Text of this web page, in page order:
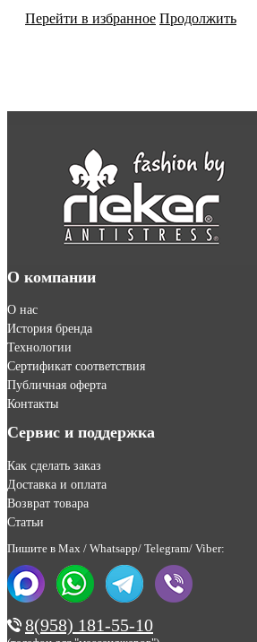
Перейти в избранное Продолжить
О компании
О нас
История бренда
Технологии
Сертификат соответствия
Публичная оферта
Контакты
Сервис и поддержка
Как сделать заказ
Доставка и оплата
Возврат товара
Статьи
Пишите в Max / Whatsapp/ Telegram/ Viber:
8(958) 181-55-10